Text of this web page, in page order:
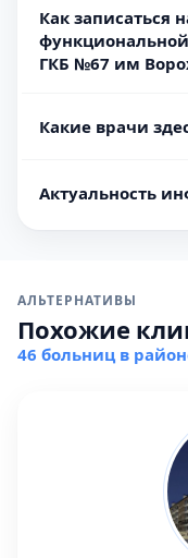
Как записаться
ГКБ №67 им
Какие врачи
Актуальность
АЛЬТЕРНАТИВЫ
Похожие
46 больниц в